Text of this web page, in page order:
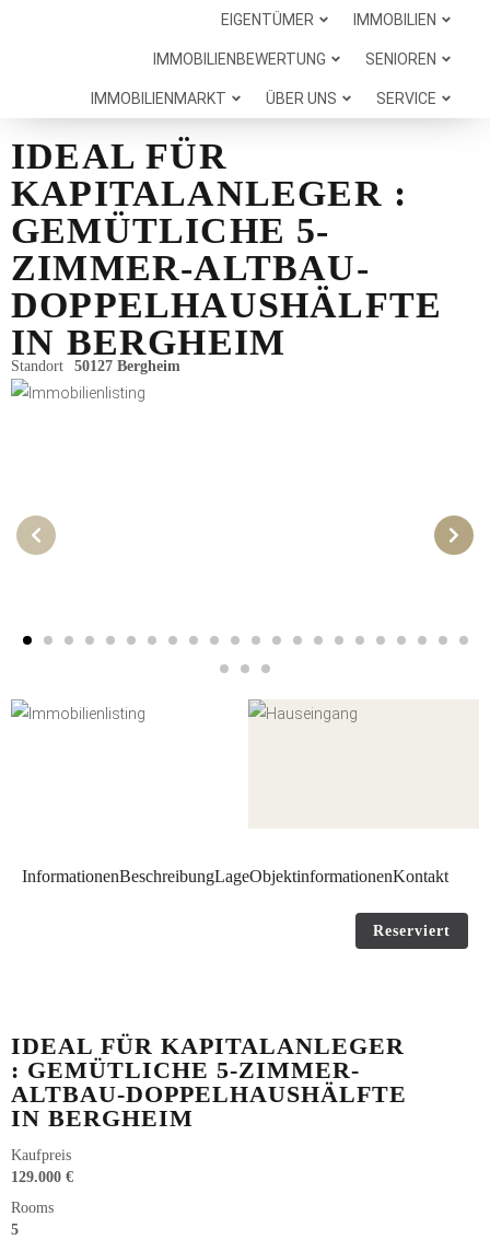
EIGENTÜMER IMMOBILIEN
IMMOBILIENBEWERTUNG SENIOREN
IMMOBILIENMARKT ÜBER UNS SERVICE
IDEAL FÜR
KAPITALANLEGER :
GEMÜTLICHE 5-
ZIMMER-ALTBAU-
DOPPELHAUSHÄLFTE
IN BERGHEIM
Standort 50127 Bergheim
InformationenBeschreibungLageObjektinformationenKontakt
Reserviert
IDEAL FÜR KAPITALANLEGER
: GEMÜTLICHE 5-ZIMMER-
ALTBAU-DOPPELHAUSHÄLFTE
IN BERGHEIM
Kaufpreis
129.000 €
Rooms
5